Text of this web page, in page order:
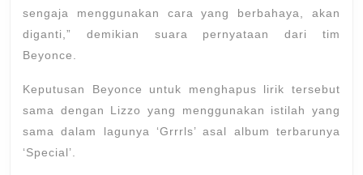
sengaja menggunakan cara yang berbahaya, akan
diganti,” demikian suara pernyataan dari tim
Beyonce.
Keputusan Beyonce untuk menghapus lirik tersebut
sama dengan Lizzo yang menggunakan istilah yang
sama dalam lagunya ‘Grrrls’ asal album terbarunya
‘Special’.